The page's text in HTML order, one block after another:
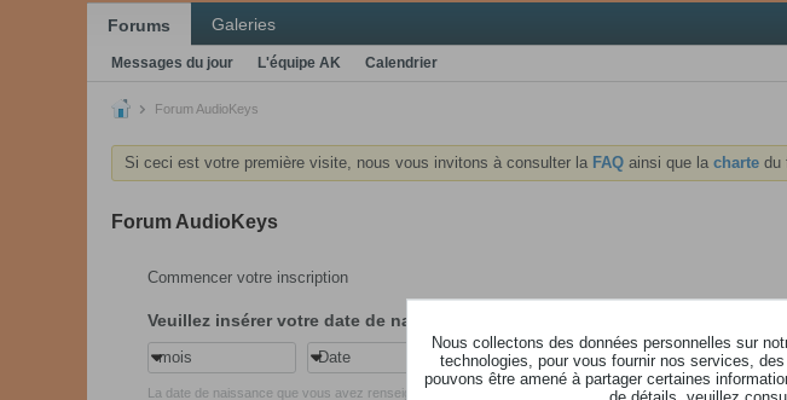
Forums Galeries
Messages du jour L'équipe AK Calendrier
Forum AudioKeys
Si ceci est votre première visite, nous vous invitons à consulter la FAQ ainsi que la charte du
Forum AudioKeys
Commencer votre inscription
Veuillez insérer votre date de naissance
mois Date année
La date de naissance que vous avez renseigné ne peut pas être une date dans le futur. Soyez certain
Nous collectons des données personnelles sur
technologies, pour vous fournir nos services,
pouvons être amené à partager certaines
de détails, veuillez